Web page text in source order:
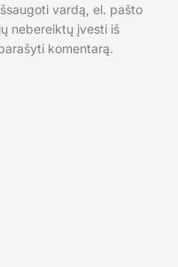
vardą, el. pašto
nebereiktų įvesti iš
komentarą.